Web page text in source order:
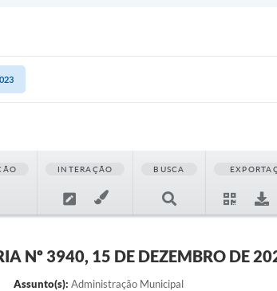
INTERAÇÃO BUSCA
Nº 3940, 15 DE DEZEMBRO DE
Assunto(s): Administração Municipal